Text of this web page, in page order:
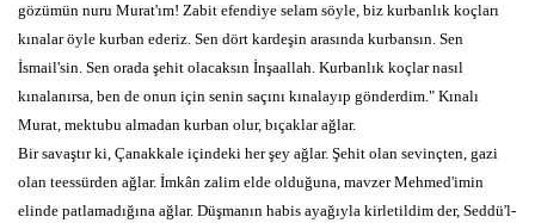
gözümün nuru Murat'ım! Zabit efendiye selam söyle, biz kurbanlık koçları
kınalar öyle kurban ederiz. Sen dört kardeşin arasında kurbansın. Sen
İsmail'sin. Sen orada şehit olacaksın İnşaallah. Kurbanlık koçlar nasıl
kınalanırsa, ben de onun için senin saçını kınalayıp gönderdim." Kınalı
Murat, mektubu almadan kurban olur, bıçaklar ağlar.
Bir savaştır ki, Çanakkale içindeki her şey ağlar. Şehit olan sevinçten, gazi
olan teessürden ağlar. İmkân zalim elde olduğuna, mavzer Mehmed'imin
elinde patlamadığına ağlar. Düşmanın habis ayağıyla kirletildim der, Seddü'l-